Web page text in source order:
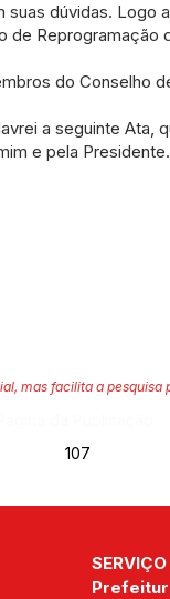
suas dúvidas. Logo
Reprogramação
do Conselho
a seguinte Ata,
e pela Presidente.
mas facilita a
107